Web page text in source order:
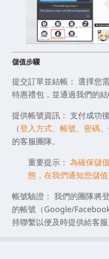
儲值步驟
提交訂單並結帳： 選擇您
特惠禮包，並通過我們的結
提供帳號資訊： 支付成功
（登入方式、帳號、密碼
的客服團隊。
重要提示： 為確保儲
態 ，在我們通知您儲
帳號驗證： 我們的團隊將
的帳號（Google/
持聯繫以便及時提供給客服